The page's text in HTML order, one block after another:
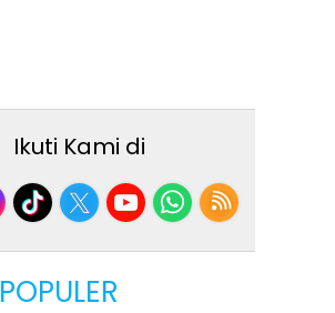
Ikuti Kami di
POPULER